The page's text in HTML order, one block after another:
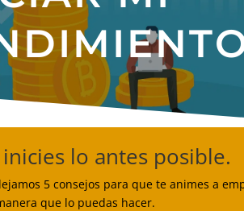
lo antes posible.
5 consejos para que te animes a
que lo puedas hacer.